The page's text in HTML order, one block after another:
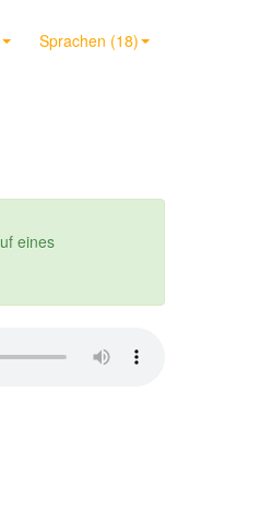
Sprachen (18)
eines